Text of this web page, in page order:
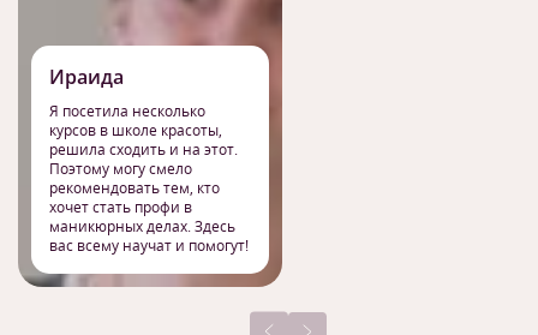
Ираида
Я посетила несколько
курсов в школе красоты,
решила сходить и на этот.
Поэтому могу смело
рекомендовать тем, кто
хочет стать профи в
маникюрных делах. Здесь
вас всему научат и помогут!